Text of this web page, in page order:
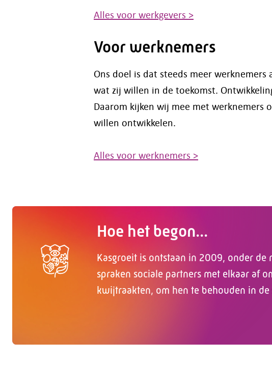
Alles voor werkgevers >
Voor werknemers
Ons doel is dat steeds meer
wat zij willen in de toekomst.
Daarom kijken wij mee met werknemers
willen ontwikkelen.
Alles voor werknemers >
Hoe het begon...
Kasgroeit is ontstaan in 2009, onder
spraken sociale partners met elkaar af
kwijtraakten, om hen te behouden in de